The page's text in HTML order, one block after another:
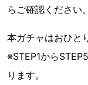
らご確認ください。
本ガチャはおひと
※STEP1から
ります。